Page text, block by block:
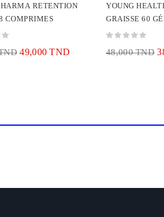
RETENTION
COMPRIMES
49,000 TND
YOUNG
GRAISSE 60
48,000 TND